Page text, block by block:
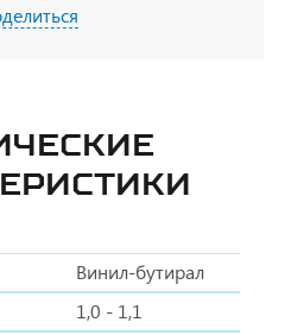
Винил-бутирал
1,0 - 1,1